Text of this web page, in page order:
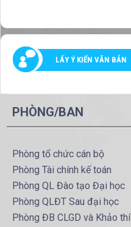
LẤY Ý KIẾN VĂN BẢN
PHÒNG/BAN
Phòng tổ chức cán bộ
Phòng Tài chính kế toán
Phòng QL Đào tạo Đại học
Phòng QLĐT Sau đại học
Phòng ĐB CLGD và Khảo thí